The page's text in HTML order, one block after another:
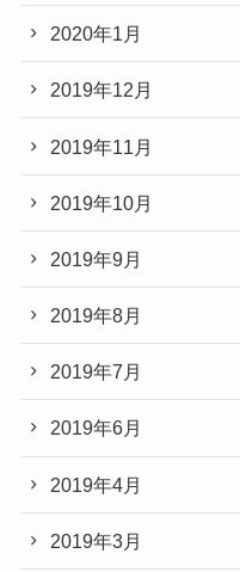
2020年1月
2019年12月
2019年11月
2019年10月
2019年9月
2019年8月
2019年7月
2019年6月
2019年4月
2019年3月